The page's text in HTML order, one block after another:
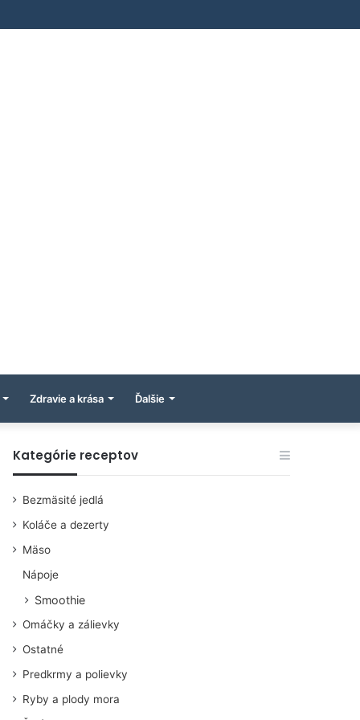
Zdravie a krása Ďalšie
Kategórie receptov
Bezmäsité jedlá
Koláče a dezerty
Mäso
Nápoje
Smoothie
Omáčky a zálievky
Ostatné
Predkrmy a polievky
Ryby a plody mora